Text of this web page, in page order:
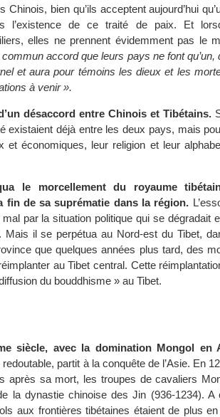
Chinois, bien qu’ils acceptent aujourd’hui
l’existence de ce traité de paix. Et
elles ne prennent évidemment pas le
accord que leurs pays ne font qu’un,
et aura pour témoins les dieux et les
à venir ».
désaccord entre Chinois et Tibétains.
existaient déjà entre les deux pays, mais
et économiques, leur religion et leur
le morcellement du royaume
fin de sa suprématie dans la région.
par la situation politique qui se dégradait
Mais il se perpétua au Nord-est du Tibet,
que quelques années plus tard, des
au Tibet central. Cette
du bouddhisme » au Tibet.
siècle, avec la domination Mongol en
partit à la conquête de l’Asie. En
après sa mort, les troupes de cavaliers
la dynastie chinoise des Jin (936-1234). A
aux frontières tibétaines étaient de plus